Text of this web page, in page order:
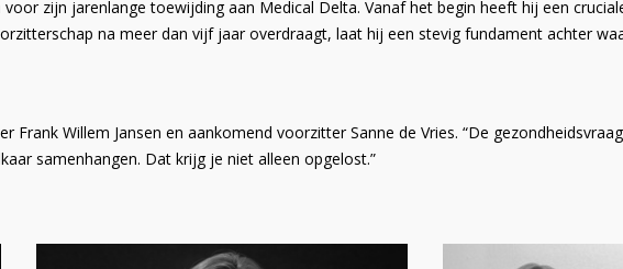
zijn jarenlange toewijding aan Medical Delta. Vanaf het begin heeft hij een
na meer dan vijf jaar overdraagt, laat hij een stevig fundament achter
Frank Willem Jansen en aankomend voorzitter Sanne de Vries. “De
samenhangen. Dat krijg je niet alleen opgelost.”